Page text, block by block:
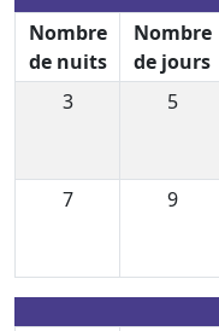
Nombre
de nuits
Nombre
de jours
3
5
7
9